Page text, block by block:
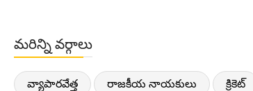
మరిన్ని వర్గాలు
వ్యాపారవేత్త రాజకీయ నాయకులు క్రికెట్